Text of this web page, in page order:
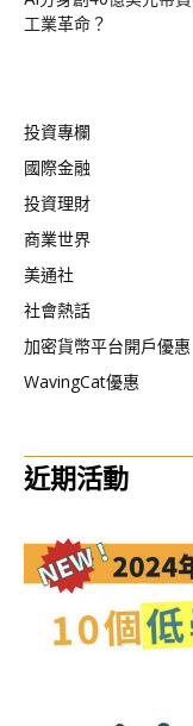
工業革命？
投資專欄
國際金融
投資理財
商業世界
美通社
社會熱話
加密貨幣平台開戶優惠
WavingCat優惠
近期活動